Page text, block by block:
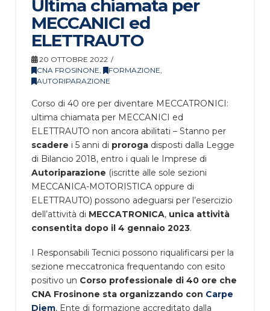
Ultima chiamata per
MECCANICI ed
ELETTRAUTO
20 OTTOBRE 2022
CNA FROSINONE
FORMAZIONE
AUTORIPARAZIONE
Corso di 40 ore per diventare MECCATRONICI:
ultima chiamata per MECCANICI ed
ELETTRAUTO non ancora abilitati – Stanno per
scadere i 5 anni di proroga disposti dalla Legge
di Bilancio 2018, entro i quali le Imprese di
Autoriparazione (iscritte alle sole sezioni
MECCANICA-MOTORISTICA oppure di
ELETTRAUTO) possono adeguarsi per l’esercizio
dell’attività di MECCATRONICA, unica attività
consentita dopo il 4 gennaio 2023.
I Responsabili Tecnici possono riqualificarsi per la
sezione meccatronica frequentando con esito
positivo un Corso professionale di 40 ore che
CNA Frosinone sta organizzando con Carpe
Diem, Ente di formazione accreditato dalla